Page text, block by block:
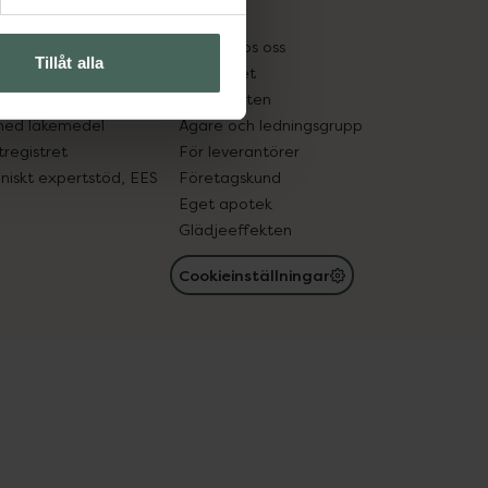
Tillåt alla
in gammal medicin
läkemedel
expertstöd, EES
Pressrum
Jobba hos oss
Hållbarhet
Samarbeten
Ägare och ledningsgrupp
För leverantörer
Företagskund
Eget apotek
Glädjeeffekten
Cookieinställningar